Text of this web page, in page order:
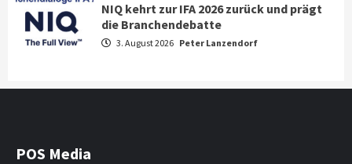
News aus dem Internet
Großer Bild-Vergleichstest 55-Zoll
Fernsehgeräte
5
NIQ kehrt zur IFA 2026 zurück und prägt
die Branchendebatte
3. August 2026 Peter Lanzendorf
POS Media